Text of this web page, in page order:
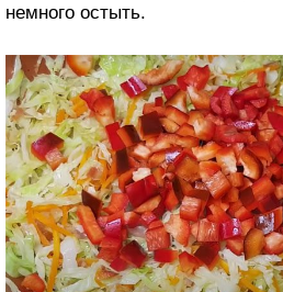
немного остыть.